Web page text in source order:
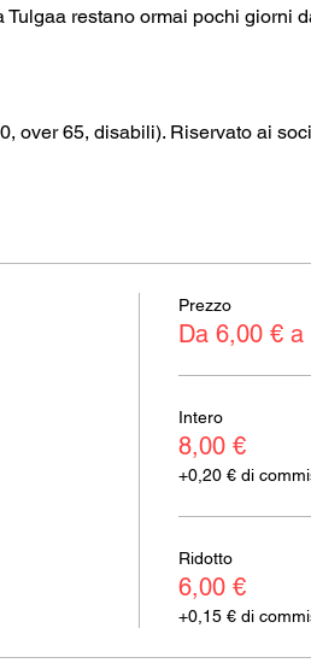
restano ormai pochi giorni
over 65, disabili). Riservato ai
Prezzo
Da 6,00 € a
Intero
8,00 €
+0,20 € di
Ridotto
6,00 €
+0,15 € di